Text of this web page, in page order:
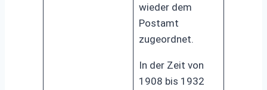
wieder dem
Postamt
zugeordnet.
In der Zeit von
1908 bis 1932